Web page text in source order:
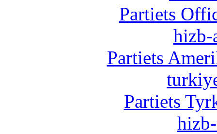
Partiets
hizb-
Partiets
Partiets